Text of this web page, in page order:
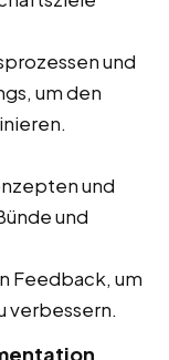
und
um den
und
und
Feedback, um
verbessern.